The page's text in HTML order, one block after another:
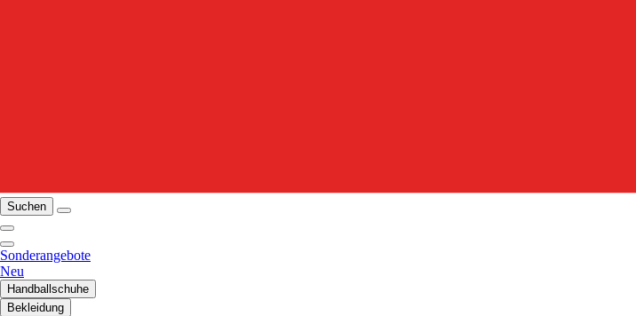
Suchen
Sonderangebote
Neu
Handballschuhe
Bekleidung